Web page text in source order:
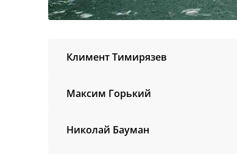
Климент Тимирязев
Максим Горький
Николай Бауман